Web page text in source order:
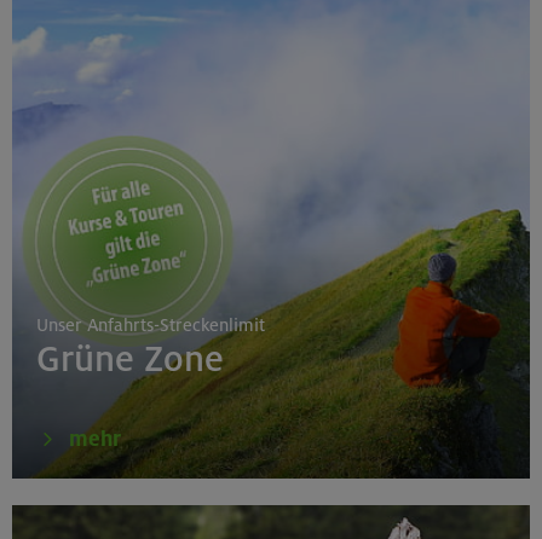
Unser Anfahrts-Streckenlimit
Grüne Zone
mehr